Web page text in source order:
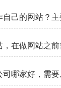
己的网站？
在做网站之
哪家好，需